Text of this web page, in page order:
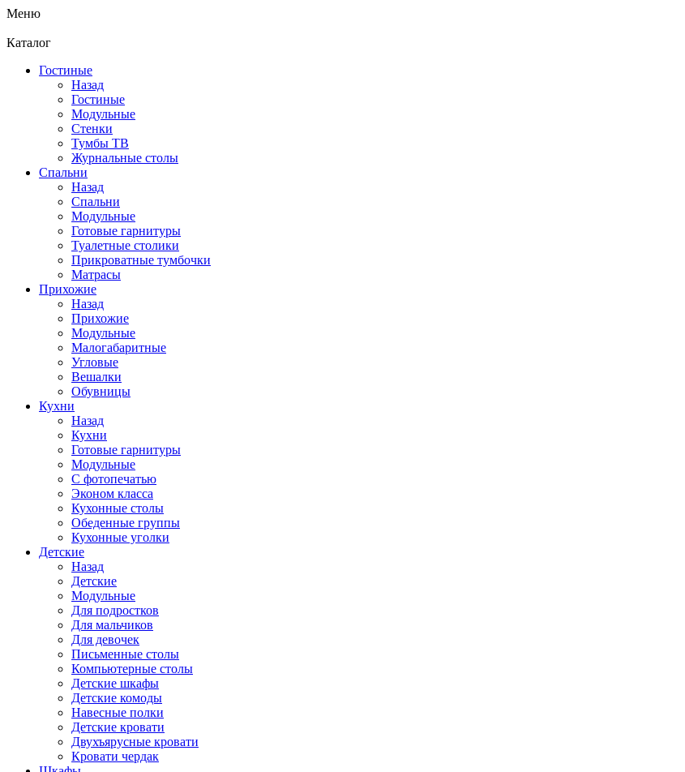
Меню
Каталог
Гостиные
Назад
Гостиные
Модульные
Стенки
Тумбы ТВ
Журнальные столы
Спальни
Назад
Спальни
Модульные
Готовые гарнитуры
Туалетные столики
Прикроватные тумбочки
Матрасы
Прихожие
Назад
Прихожие
Модульные
Малогабаритные
Угловые
Вешалки
Обувницы
Кухни
Назад
Кухни
Готовые гарнитуры
Модульные
С фотопечатью
Эконом класса
Кухонные столы
Обеденные группы
Кухонные уголки
Детские
Назад
Детские
Модульные
Для подростков
Для мальчиков
Для девочек
Письменные столы
Компьютерные столы
Детские шкафы
Детские комоды
Навесные полки
Детские кровати
Двухъярусные кровати
Кровати чердак